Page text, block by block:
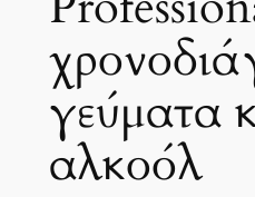
γεύματα
αλκοόλ